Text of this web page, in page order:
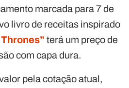
marcada para 7 de
livro de receitas inspirado
terá um preço de
com capa dura.
pela cotação atual,